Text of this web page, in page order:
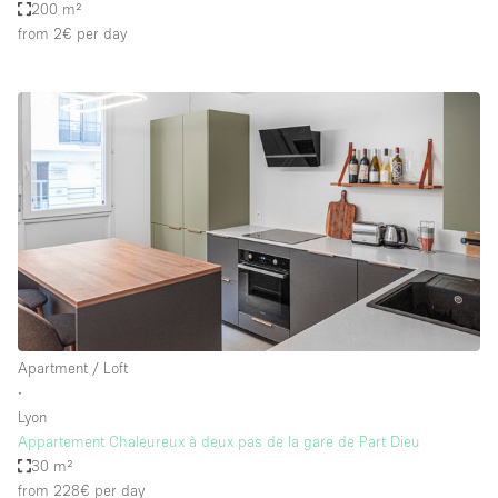
200 m²
from 2€ per day
Apartment / Loft
∙
Lyon
Appartement Chaleureux à deux pas de la gare de Part Dieu
30 m²
from 228€ per day